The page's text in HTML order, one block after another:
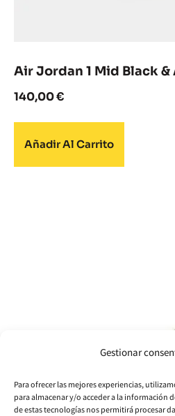
Gestionar
Para ofrecer las mejores experiencias,
para almacenar y/o acceder a la información
de estas tecnologías nos permitirá procesar
Air Jordan 1 Mid Black &
140,00€
Añadir Al Carrito